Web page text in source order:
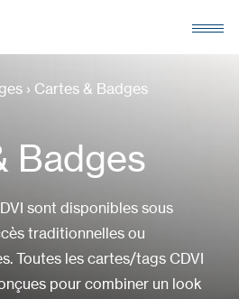
› Cartes & Badges
Badges
sont disponibles sous
traditionnelles ou
Toutes les cartes/tags CDVI
pour combiner un look